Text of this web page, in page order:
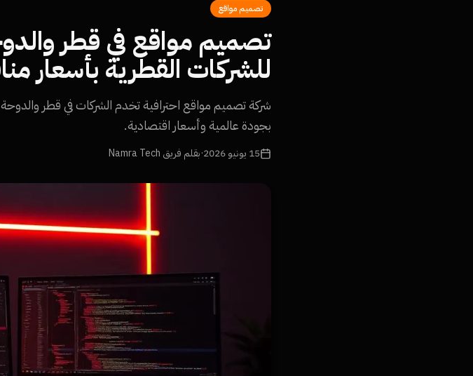
تصميم مواقع
تصميم مواقع في قطر
للشركات القطرية بأسعار
شركة تصميم مواقع احترافية تخدم الشركات في قطر
بجودة عالمية وأسعار اقتصادية.
15 يونيو 2026 ·بقلم فريق Namra Tech